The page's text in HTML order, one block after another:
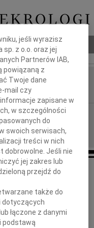
smutkiem żegnamy
jeśli wyrazisz
sp. z o.o. oraz jej
Partnerów IAB,
powiązaną z
Twoje dane
mail czy
zapisane w
w szczególności
do
swoich serwisach,
treści w nich
dobrowolne. Jeśli nie
jej zakres lub
przejdź do
także do
dotyczących
łączone z danymi
podstawą